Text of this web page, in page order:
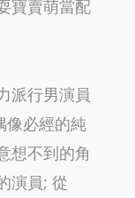
寶賣萌當配
派行男演員
像必經的純
想不到的角
演員; 從